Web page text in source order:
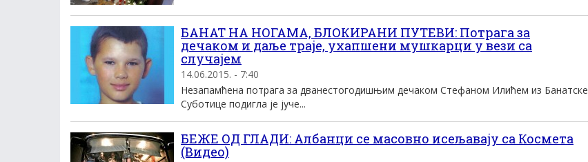
БАНАТ НА НОГАМА, БЛОКИРАНИ ПУТЕВИ: Потрага за
дечаком и даље траје, ухапшени мушкарци у вези са
случајем
14.06.2015. - 7:40
Незапамћена потрага за дванестогодишњим дечаком Стефаном Илићем из Банатске
Суботице подигла је јуче...
БЕЖЕ ОД ГЛАДИ: Албанци се масовно исељавају са Космета
(Видео)